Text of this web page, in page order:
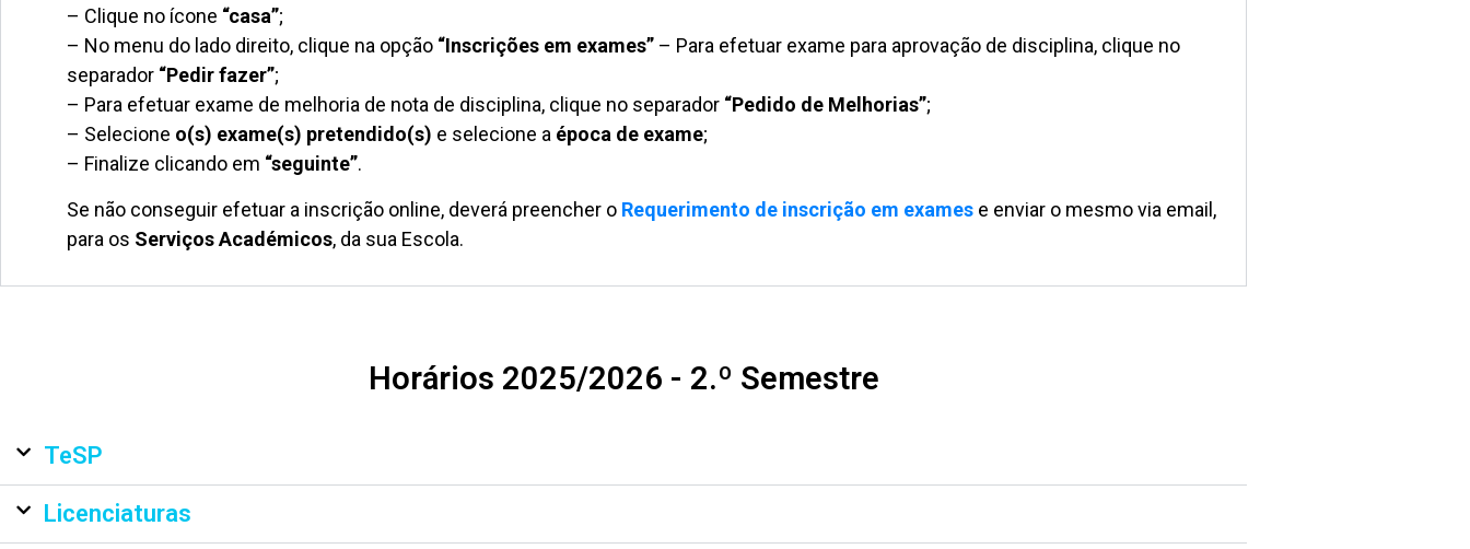
– Clique no ícone “casa”;
– No menu do lado direito, clique na opção “Inscrições em exames” – Para efetuar exame para aprovação de disciplina, clique no
separador “Pedir fazer”;
– Para efetuar exame de melhoria de nota de disciplina, clique no separador “Pedido de Melhorias”;
– Selecione o(s) exame(s) pretendido(s) e selecione a época de exame;
– Finalize clicando em “seguinte”.
Se não conseguir efetuar a inscrição online, deverá preencher o Requerimento de inscrição em exames e enviar o mesmo via email,
para os Serviços Académicos, da sua Escola.
Horários 2025/2026 - 2.º Semestre
TeSP
Licenciaturas